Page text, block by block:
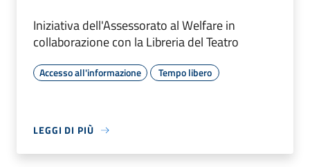
Iniziativa dell'Assessorato al Welfare in
collaborazione con la Libreria del Teatro
Accesso all'informazione Tempo libero
LEGGI DI PIÙ